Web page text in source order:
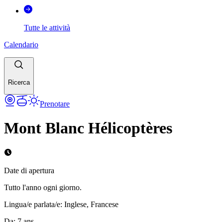
Tutte le attività
Calendario
Ricerca
Prenotare
Mont Blanc Hélicoptères
Date di apertura
Tutto l'anno ogni giorno.
Lingua/e parlata/e: Inglese, Francese